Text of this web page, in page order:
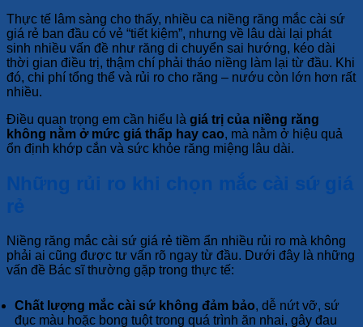
Thực tế lâm sàng cho thấy, nhiều ca niềng răng mắc cài sứ
giá rẻ ban đầu có vẻ “tiết kiệm”, nhưng về lâu dài lại phát
sinh nhiều vấn đề như răng di chuyển sai hướng, kéo dài
thời gian điều trị, thậm chí phải tháo niềng làm lại từ đầu. Khi
đó, chi phí tổng thể và rủi ro cho răng – nướu còn lớn hơn rất
nhiều.
Điều quan trọng em cần hiểu là giá trị của niềng răng
không nằm ở mức giá thấp hay cao, mà nằm ở hiệu quả
ổn định khớp cắn và sức khỏe răng miệng lâu dài.
Những rủi ro khi chọn mắc cài sứ giá
rẻ
Niềng răng mắc cài sứ giá rẻ tiềm ẩn nhiều rủi ro mà không
phải ai cũng được tư vấn rõ ngay từ đầu. Dưới đây là những
vấn đề Bác sĩ thường gặp trong thực tế:
Chất lượng mắc cài sứ không đảm bảo, dễ nứt vỡ, sứ
đục màu hoặc bong tuột trong quá trình ăn nhai, gây đau